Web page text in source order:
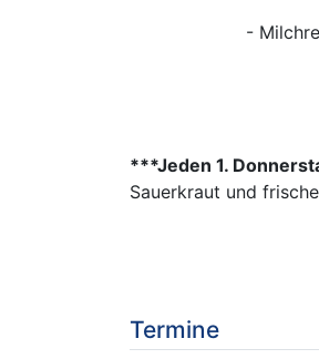
- Milchreis mit
***Jeden 1.
Sauerkraut und
Termine